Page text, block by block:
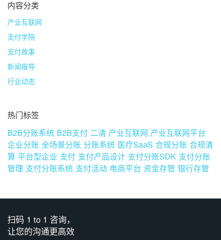
内容分类
产业互联网
支付学院
支付故事
新闻报导
行业动态
热门标签
B2B分账系统 B2B支付 二清 产业互联网 产业互联网平台
企业分账 全场景分账 分账系统 医疗SaaS 合规分账 合规清
算 平台型企业 支付 支付产品设计 支付分账SDK 支付分账
管理 支付分账系统 支付活动 电商平台 资金存管 银行存管
扫码 1 to 1 咨询，
让您的沟通更高效